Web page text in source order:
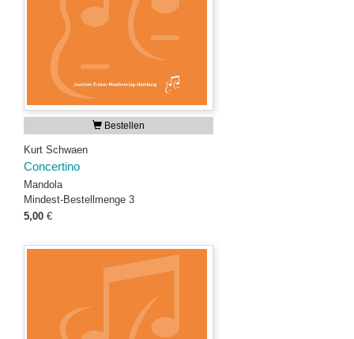
Bestellen
Kurt Schwaen
Concertino
Mandola
Mindest-Bestellmenge 3
5,00 €